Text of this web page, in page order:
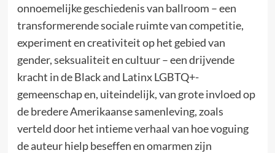
onnoemelijke geschiedenis van ballroom – een
transformerende sociale ruimte van competitie,
experiment en creativiteit op het gebied van
gender, seksualiteit en cultuur – een drijvende
kracht in de Black and Latinx LGBTQ+-
gemeenschap en, uiteindelijk, van grote invloed op
de bredere Amerikaanse samenleving, zoals
verteld door het intieme verhaal van hoe voguing
de auteur hielp beseffen en omarmen zijn